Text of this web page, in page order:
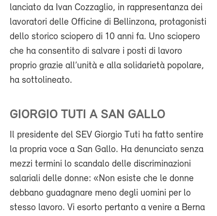
lanciato da Ivan Cozzaglio, in rappresentanza dei
lavoratori delle Officine di Bellinzona, protagonisti
dello storico sciopero di 10 anni fa. Uno sciopero
che ha consentito di salvare i posti di lavoro
proprio grazie all’unità e alla solidarietà popolare,
ha sottolineato.
GIORGIO TUTI A SAN GALLO
Il presidente del SEV Giorgio Tuti ha fatto sentire
la propria voce a San Gallo. Ha denunciato senza
mezzi termini lo scandalo delle discriminazioni
salariali delle donne: «Non esiste che le donne
debbano guadagnare meno degli uomini per lo
stesso lavoro. Vi esorto pertanto a venire a Berna